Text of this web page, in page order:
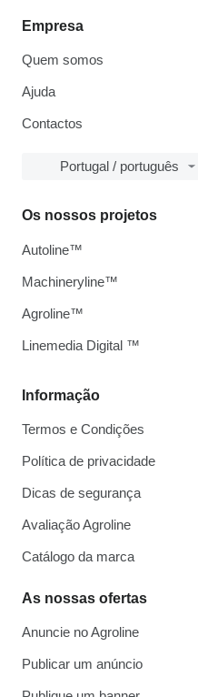
Empresa
Quem somos
Ajuda
Contactos
Portugal / português
Informação
Termos e Condições
Política de privacidade
Dicas de segurança
Avaliação Agroline
Catálogo da marca
As nossas ofertas
Anuncie no Agroline
Publicar um anúncio
Os nossos projetos
Autoline™
Machineryline™
Agroline™
Linemedia Digital ™